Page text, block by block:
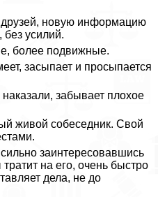
друзей, новую информацию
без усилий.
более подвижные.
засыпает и просыпается
забывает плохое
живой собеседник. Свой
заинтересовавшись
на его, очень быстро
дела, не до